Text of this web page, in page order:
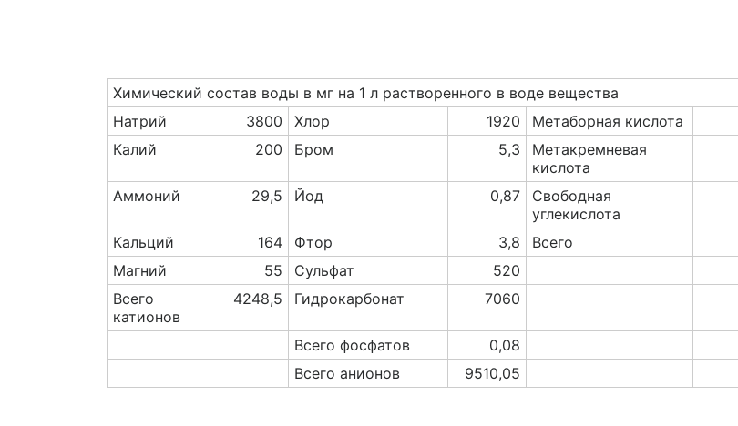
Химический состав воды в мг на 1 л растворенного в воде вещества
Натрий
3800 Хлор 1920 Метаборная кислота
Калий
200 Бром 5,3
Метакремневая
кислота
Аммоний 29,5 Йод 0,87
Свободная
углекислота
Кальций 164 Фтор 3,8 Всего
Магний
55 Сульфат
520
Всего
катионов
4248,5 Гидрокарбонат 7060
Всего фосфатов
0,08
Всего анионов
9510,05